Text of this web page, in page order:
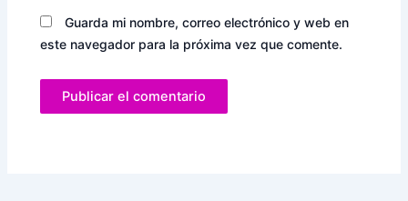
Guarda mi nombre, correo electrónico y web en
este navegador para la próxima vez que comente.